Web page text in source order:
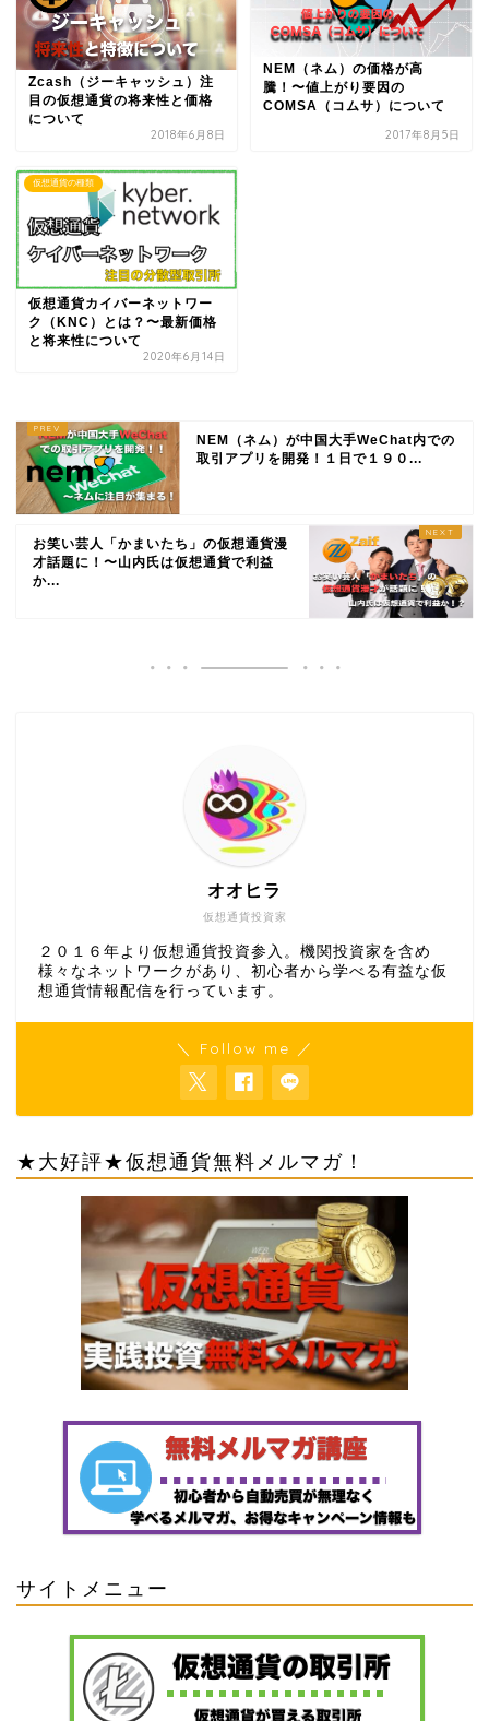
Zcash（ジーキャッシュ）注
目の仮想通貨の将来性と価格
について
2018年6月8日
NEM（ネム）の価格が高
騰！〜値上がり要因の
COMSA（コムサ）について
2017年8月5日
仮想通貨の種類
仮想通貨カイバーネットワー
ク（KNC）とは？〜最新価格
と将来性について
2020年6月14日
NEM（ネム）が中国大手WeChat内での
取引アプリを開発！１日で１９０...
お笑い芸人「かまいたち」の仮想通貨漫
才話題に！〜山内氏は仮想通貨で利益
か...
仮想通貨投資家
オオヒラ
２０１６年より仮想通貨投資参入。機関投資家を含め
様々なネットワークがあり、初心者から学べる有益な仮
想通貨情報配信を行っています。
＼ Follow me ／
★大好評★仮想通貨無料メルマガ！
サイトメニュー